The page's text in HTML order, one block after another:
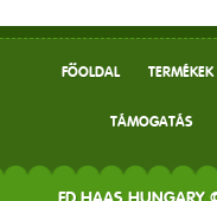
FŐOLDAL TERMÉKEK
TÁMOGATÁS